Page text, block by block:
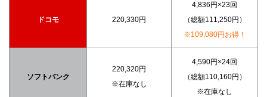
ドコモ 220,330円
4,836円×23回
（総額111,250円）
※109,080円お得！
ソフトバンク
220,320円
※在庫なし
4,590円×24回
（総額110,160円）
※在庫なし